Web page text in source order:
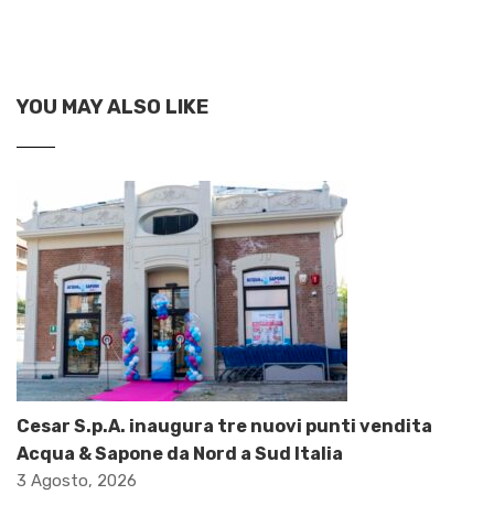
YOU MAY ALSO LIKE
Cesar S.p.A. inaugura tre nuovi punti vendita
Acqua & Sapone da Nord a Sud Italia
3 Agosto, 2026